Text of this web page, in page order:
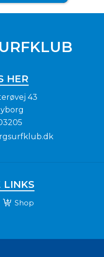
HER
43
LINKS
Shop